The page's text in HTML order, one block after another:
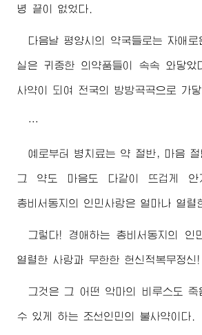
녕 끝이 없었다.
다음날 평양시의 약국들로는 자애로
실은 귀중한 의약품들이 속속 와닿
사약이 되여 전국의 방방곡곡으로 가닿
…
예로부터 병치료는 약 절반, 마음 절
그 약도 마음도 다같이 뜨겁게 안
총비서동지 의 인민사랑은 얼마나 열렬
그렇다! 경애하는 총비서동지의 인
열렬한 사랑과 무한한 헌신적복무정신!
그것은 그 어떤 악마의 비루스도 죽
수 있게 하는 조선인민의 불사약이다.